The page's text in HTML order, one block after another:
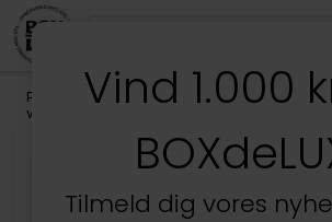
Produkter /Stuen Vaser, Krukker & Urtepotter/
vaser
Vind 1.000
Tilmeld dig vores